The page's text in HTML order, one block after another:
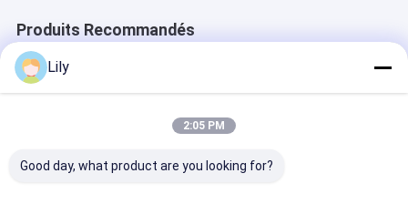
Produits Recommandés
Lily
2:05 PM
Good day, what product are you looking for?